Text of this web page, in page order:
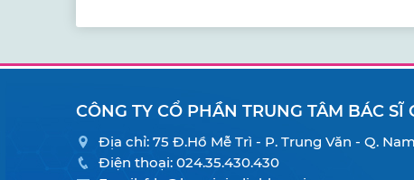
cấp hướng dẫn chi tiết để quý
cách dễ dàng và hiệu quả nhất
gia đình hà Nội.
CÔNG TY CỔ PHẦN TRUNG TÂM BÁC
Địa chỉ: 75 Đ.Hồ Mễ Trì - P. Trung Văn - Q.
Điện thoại: 024.35.430.430